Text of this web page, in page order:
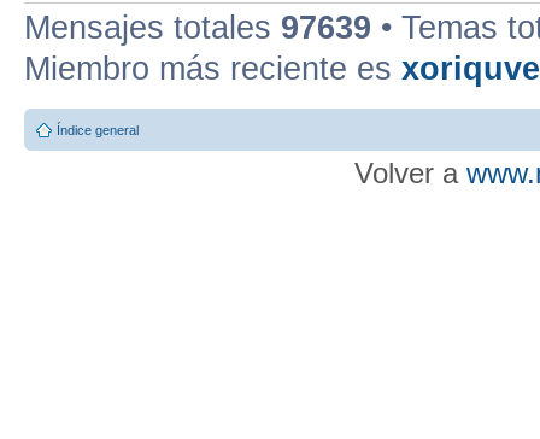
Mensajes totales 97639 • Temas
Miembro más reciente es
Índice general
Volver a